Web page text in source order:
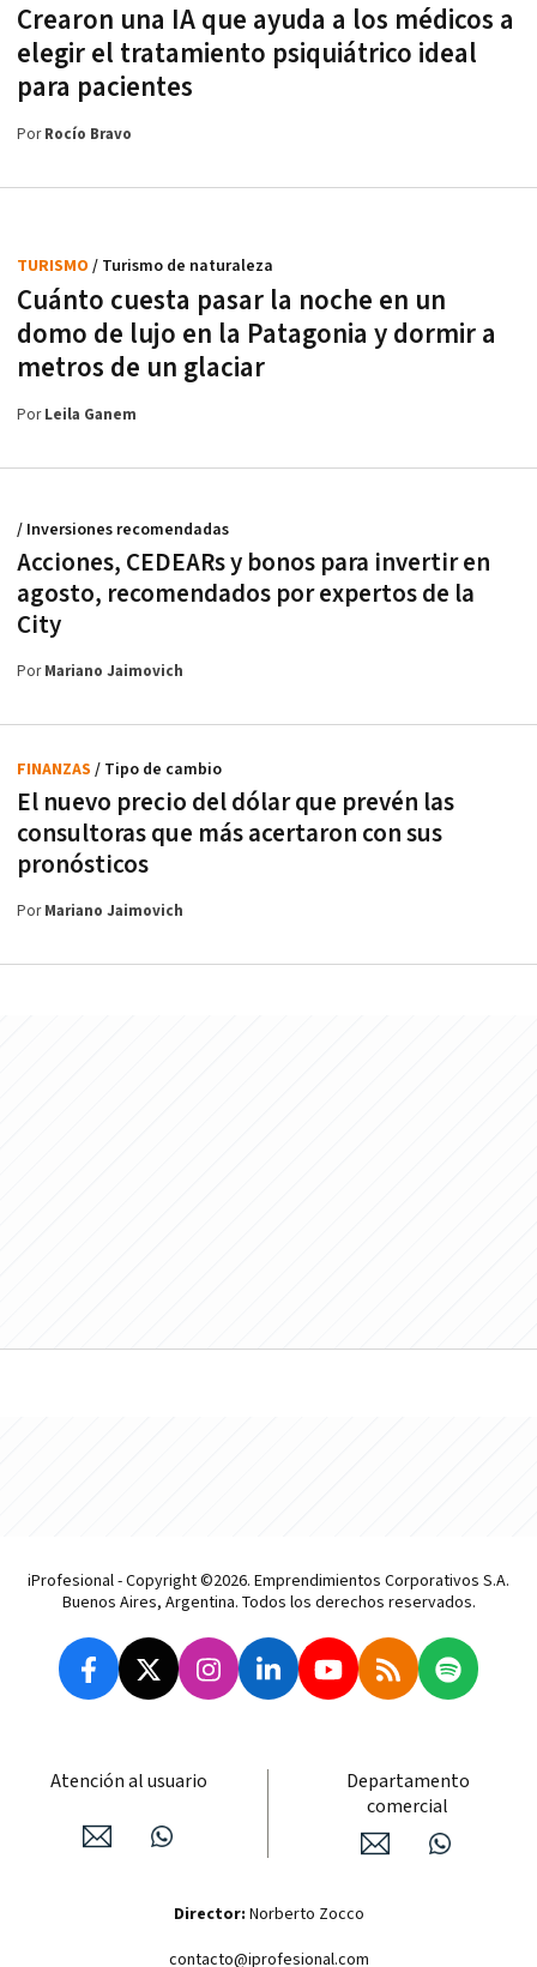
Crearon una IA que ayuda a los médicos a
elegir el tratamiento psiquiátrico ideal
para pacientes
PorRocío Bravo
Cuánto cuesta pasar la noche en un
domo de lujo en la Patagonia y dormir a
metros de un glaciar
TURISMO / Turismo de naturaleza
PorLeila Ganem
Acciones, CEDEARs y bonos para invertir en
agosto, recomendados por expertos de la
City
/ Inversiones recomendadas
PorMariano Jaimovich
El nuevo precio del dólar que prevén las
consultoras que más acertaron con sus
pronósticos
FINANZAS / Tipo de cambio
PorMariano Jaimovich
iProfesional - Copyright ©2026. Emprendimientos Corporativos S.A.
Buenos Aires, Argentina. Todos los derechos reservados.
Atención al usuario
Departamento
comercial
Director: Norberto Zocco
contacto@iprofesional.com